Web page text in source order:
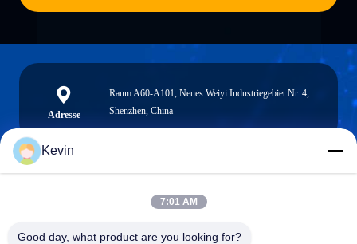
Adresse
Raum A60-A101, Neues Weiyi Industriegebiet Nr. 4,
Shenzhen, China
info@seethrulcd.com
Kevin
7:01 AM
Good day, what product are you looking for?